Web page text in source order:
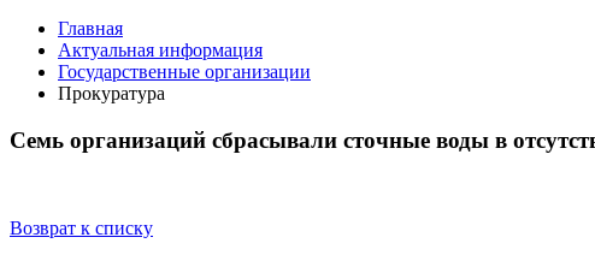
Главная
Актуальная информация
Государственные организации
Прокуратура
Семь организаций сбрасывали сточные воды в
Возврат к списку